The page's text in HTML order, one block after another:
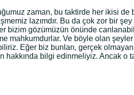
zaman, bu taktirde her ikisi de
lazımdır. Bu da çok zor bir
bizim gözümüzün önünde
mahkumdurlar. Ve böyle olan
Eğer biz bunları, gerçek olmayan,
hakkında bilgi edinmeliyiz. Ancak o